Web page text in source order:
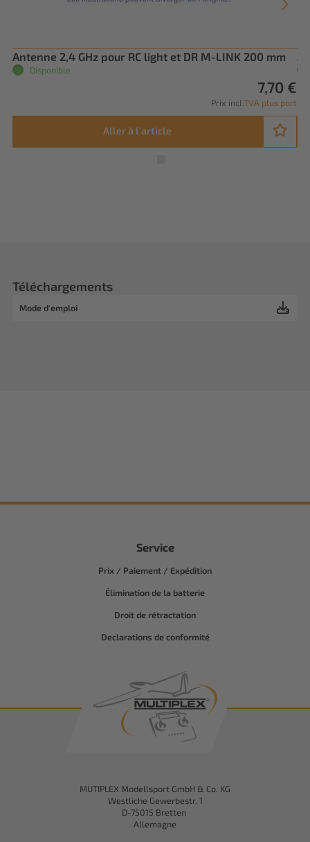
Antenne 2,4 GHz pour RC light et DR M-LINK 200 mm
Disponible
7,70 €
Prix incl. TVA plus port
Aller à l'article
Téléchargements
Mode d'emploi
Service
Prix / Paiement / Expédition
Élimination de la batterie
Droit de rétractation
Declarations de conformité
MUTIPLEX Modellsport GmbH & Co. KG
Westliche Gewerbestr. 1
D-75015 Bretten
Allemagne